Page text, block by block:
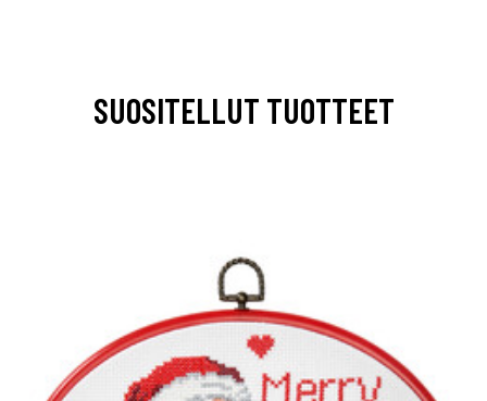
SUOSITELLUT TUOTTEET